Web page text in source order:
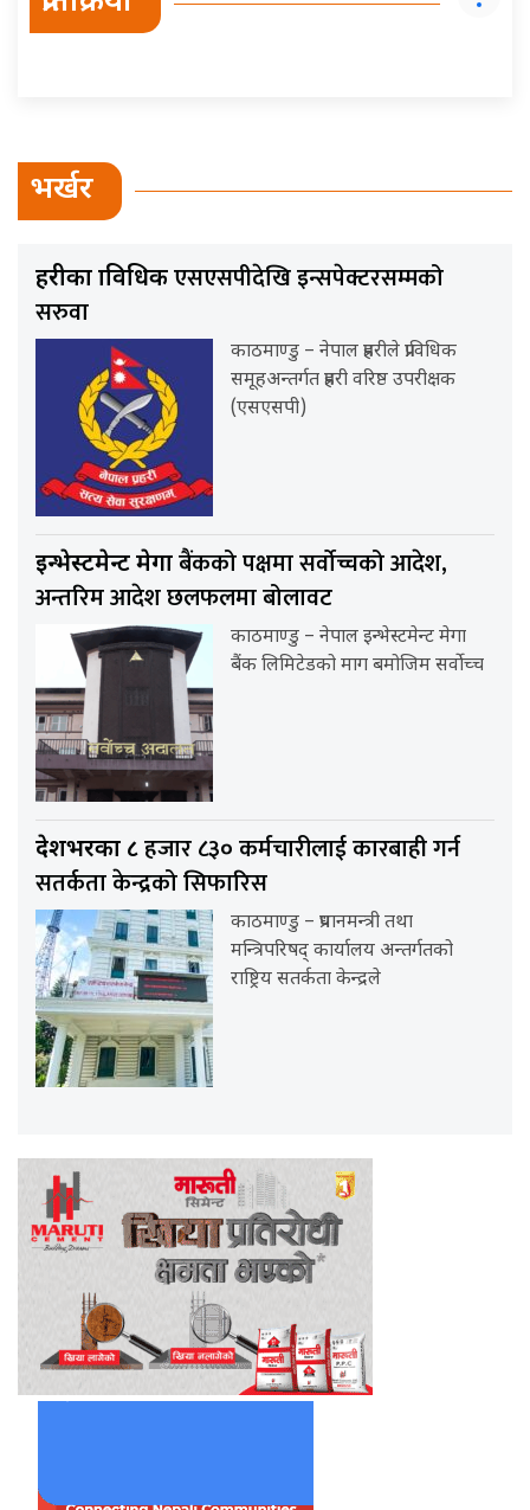
भर्खर
प्रहरीका प्राविधिकएसएसपीदेखि इन्सपेक्टरसम्मको
सरुवा
काठमाण्डु – नेपाल प्रहरीले प्राविधिक
समूहअन्तर्गत प्रहरी वरिष्ठ उपरीक्षक
(एसएसपी)
इन्भेस्टमेन्ट मेगाबैंकको पक्षमा सर्वाेच्चको आदेश,
अन्तरिम आदेश छलफलमा बोलावट
काठमाण्डु – नेपाल इन्भेस्टमेन्ट मेगा
बैंक लिमिटेडको माग बमोजिम सर्वोच्च
देशभरका ८हजार ८३० कर्मचारीलाई कारबाही गर्न
सतर्कता केन्द्रको सिफारिस
काठमाण्डु – प्रधानमन्त्री तथा
मन्त्रिपरिषद् कार्यालय अन्तर्गतको
राष्ट्रिय सतर्कता केन्द्रले